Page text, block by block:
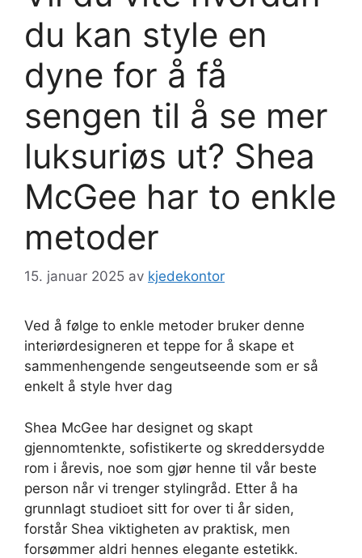
du kan style en
dyne for å få
sengen til å se mer
luksuriøs ut? Shea
McGee har to enkle
metoder
15. januar 2025 av kjedekontor
Ved å følge to enkle metoder bruker denne
interiørdesigneren et teppe for å skape et
sammenhengende sengeutseende som er så
enkelt å style hver dag
Shea McGee har designet og skapt
gjennomtenkte, sofistikerte og skreddersydde
rom i årevis, noe som gjør henne til vår beste
person når vi trenger stylingråd. Etter å ha
grunnlagt studioet sitt for over ti år siden,
forstår Shea viktigheten av praktisk, men
forsømmer aldri hennes elegante estetikk.